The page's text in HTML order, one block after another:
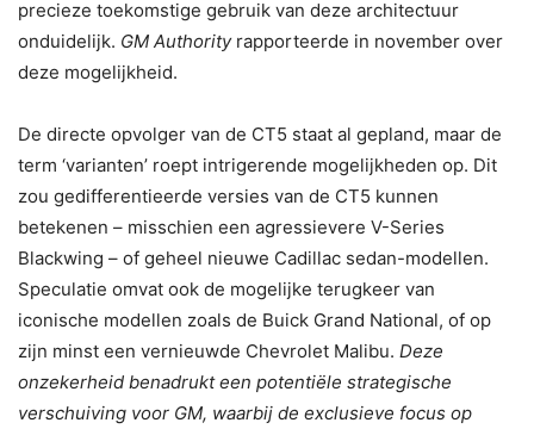
precieze toekomstige gebruik van deze architectuur
onduidelijk. GM Authorityrapporteerde in november over
deze mogelijkheid.
De directe opvolger van de CT5 staat al gepland, maar de
term ‘varianten’ roept intrigerende mogelijkheden op. Dit
zou gedifferentieerde versies van de CT5 kunnen
betekenen – misschien een agressievere V-Series
Blackwing – of geheel nieuwe Cadillac sedan-modellen.
Speculatie omvat ook de mogelijke terugkeer van
iconische modellen zoals de Buick Grand National, of op
zijn minst een vernieuwde Chevrolet Malibu. Deze
onzekerheid benadrukt een potentiële strategische
verschuiving voor GM, waarbij de exclusieve focus op